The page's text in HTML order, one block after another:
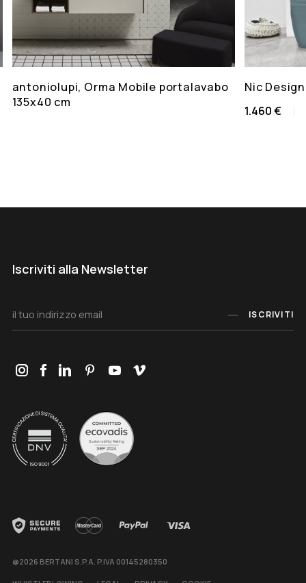
antoniolupi, Orma Mobile portalavabo
135x40 cm
Nic
1.460 €
@2026 BERTANI S.P.A. P.IVA 00145280350
Iscriviti alla Newsletter
ISCRIVITI